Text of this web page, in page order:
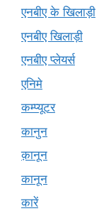
एनबीए के खिलाड़ी
एनबीए खिलाड़ी
एनबीए प्लेयर्स
एनिमे
कम्प्यूटर
कानुन
क़ानून
कानून
कारें